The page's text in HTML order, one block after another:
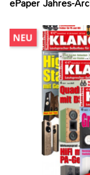
ePaper Jahres-